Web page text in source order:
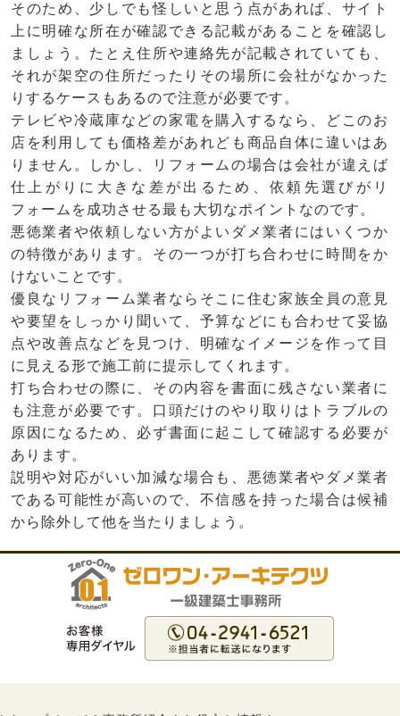
そのため、少しでも怪しいと思う点があれば、サイト
上に明確な所在が確認できる記載があることを確認し
ましょう。たとえ住所や連絡先が記載されていても、
それが架空の住所だったりその場所に会社がなかった
りするケースもあるので注意が必要です。
テレビや冷蔵庫などの家電を購入するなら、どこのお
店を利用しても価格差があれども商品自体に違いはあ
りません。しかし、リフォームの場合は会社が違えば
仕上がりに大きな差が出るため、依頼先選びがリ
フォームを成功させる最も大切なポイントなのです。
悪徳業者や依頼しない方がよいダメ業者にはいくつか
の特徴があります。その一つが打ち合わせに時間をか
けないことです。
優良なリフォーム業者ならそこに住む家族全員の意見
や要望をしっかり聞いて、予算などにも合わせて妥協
点や改善点などを見つけ、明確なイメージを作って目
に見える形で施工前に提示してくれます。
打ち合わせの際に、その内容を書面に残さない業者に
も注意が必要です。口頭だけのやり取りはトラブルの
原因になるため、必ず書面に起こして確認する必要が
あります。
説明や対応がいい加減な場合も、悪徳業者やダメ業者
である可能性が高いので、不信感を持った場合は候補
から除外して他を当たりましょう。